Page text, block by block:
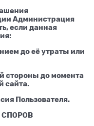
Администрация
если данная
до её утраты или
стороны до момента
сайта.
Пользователя.